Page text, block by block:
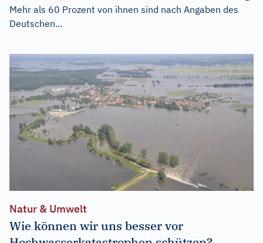
Mehr als 60 Prozent von ihnen sind nach Angaben des
Deutschen...
Natur & Umwelt
Wie können wir uns besser vor